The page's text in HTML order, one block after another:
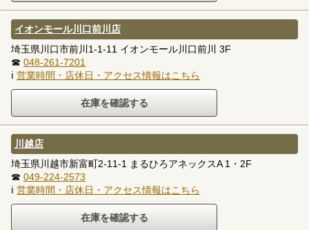
イオンモール川口前川店
埼玉県川口市前川1-1-11 イオンモール川口前川 3F
☎ 048-261-7201
ℹ 営業時間・店休日・アクセス情報はこちら
川越店
埼玉県川越市新富町2-11-1 まるひろアネックスA 1・2F
☎ 049-224-2573
ℹ 営業時間・店休日・アクセス情報はこちら